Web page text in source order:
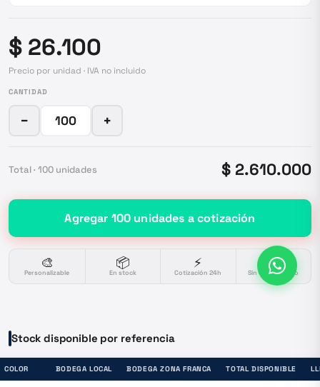
$ 26.100
Precio por unidad · IVA no incluido
CANTIDAD
− +
Total · 100 unidades $ 2.610.000
Agregar 100 unidades a cotización
🎨
Personalizable
📦
En stock
⚡
Cotización 24h
🔒
Sin compromiso
Stock disponible por referencia
COLOR BODEGA LOCAL BODEGA ZONA FRANCA TOTAL DISPONIBLE